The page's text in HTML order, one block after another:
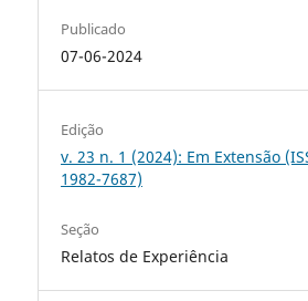
Publicado
07-06-2024
Edição
v. 23 n. 1 (2024): Em Extensão
1982-7687)
Seção
Relatos de Experiência